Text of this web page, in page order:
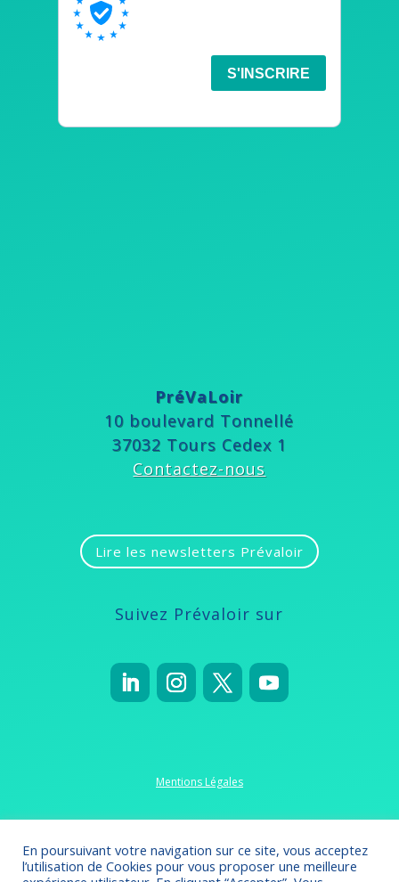
PréVaLoir
10 boulevard Tonnellé
37032 Tours Cedex 1
Contactez-nous
Lire les newsletters Prévaloir
Suivez Prévaloir sur
Mentions Légales
Politique de confidentialité
En poursuivant votre navigation sur ce site, vous acceptez
l’utilisation de Cookies pour vous proposer une meilleure